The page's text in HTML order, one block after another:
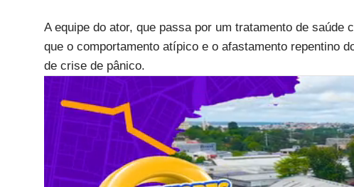
A equipe do ator, que passa por um tratamento de
que o comportamento atípico e o afastamento repentino
de crise de pânico.